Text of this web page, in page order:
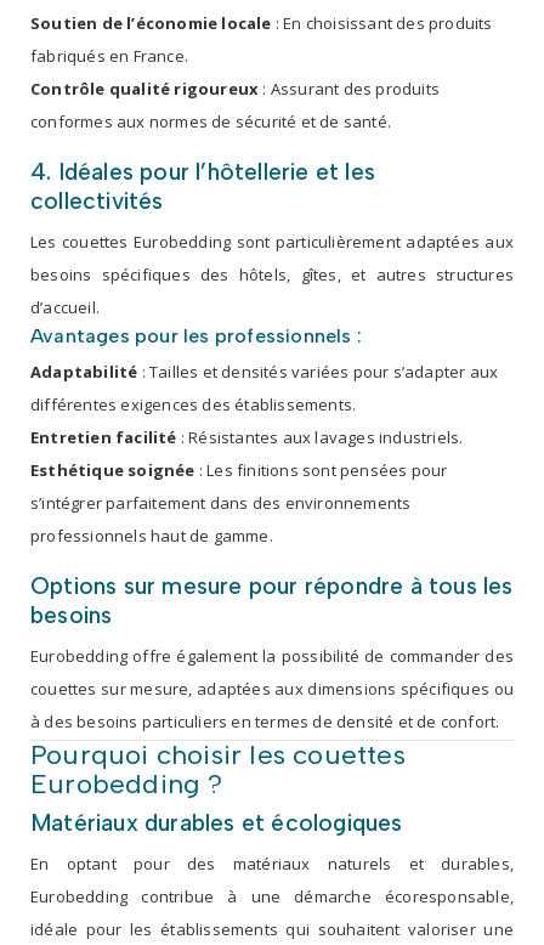
Soutien de l’économie locale : En choisissant des produits
fabriqués en France.
Contrôle qualité rigoureux : Assurant des produits
conformes aux normes de sécurité et de santé.
4. Idéales pour l’hôtellerie et les
collectivités
Les couettes Eurobedding sont particulièrement adaptées aux
besoins spécifiques des hôtels, gîtes, et autres structures
d’accueil.
Avantages pour les professionnels :
Adaptabilité : Tailles et densités variées pour s’adapter aux
différentes exigences des établissements.
Entretien facilité : Résistantes aux lavages industriels.
Esthétique soignée : Les finitions sont pensées pour
s’intégrer parfaitement dans des environnements
professionnels haut de gamme.
Options sur mesure pour répondre à tous les
besoins
Eurobedding offre également la possibilité de commander des
couettes sur mesure, adaptées aux dimensions spécifiques ou
à des besoins particuliers en termes de densité et de confort.
Pourquoi choisir les couettes
Eurobedding ?
Matériaux durables et écologiques
En optant pour des matériaux naturels et durables,
Eurobedding contribue à une démarche écoresponsable,
idéale pour les établissements qui souhaitent valoriser une